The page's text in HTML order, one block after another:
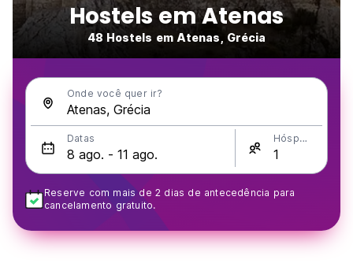
Hostels em Atenas
48 Hostels em Atenas, Grécia
Onde você quer ir?
Datas Hóspedes
Reserve com mais de 2 dias de antecedência para
cancelamento gratuito.